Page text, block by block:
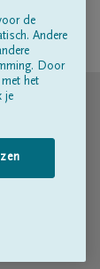
de
Andere
Door
het
je